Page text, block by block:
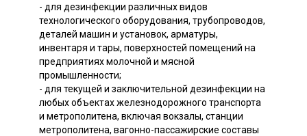
- для дезинфекции различных видов
технологического оборудования, трубопроводов,
деталей машин и установок, арматуры,
инвентаря и тары, поверхностей помещений на
предприятиях молочной и мясной
промышленности;
- для текущей и заключительной дезинфекции на
любых объектах железнодорожного транспорта
и метрополитена, включая вокзалы, станции
метрополитена, вагонно-пассажирские составы